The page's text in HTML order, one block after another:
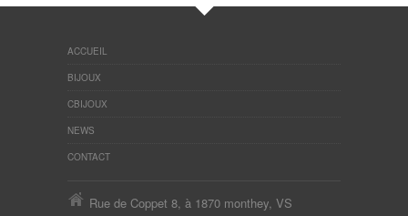
ACCUEIL
BIJOUX
CBIJOUX
NEWS
CONTACT
Rue de Coppet 8, à 1870 monthey, VS